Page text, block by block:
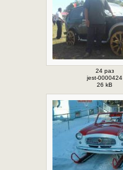
24 раз
jest-0000424
26 kB